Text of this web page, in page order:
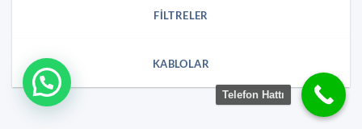
FILTRELER
KABLOLAR
Telefon Hattı